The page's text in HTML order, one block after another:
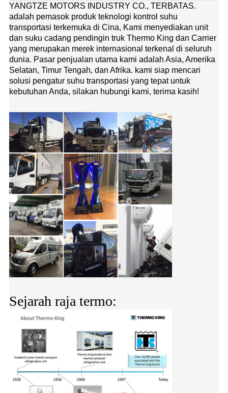
YANGTZE MOTORS INDUSTRY CO., TERBATAS.
adalah pemasok produk teknologi kontrol suhu
transportasi terkemuka di Cina, Kami menyediakan unit
dan suku cadang pendingin truk Thermo King dan Carrier
yang merupakan merek internasional terkenal di seluruh
dunia. Pasar penjualan utama kami adalah Asia, Amerika
Selatan, Timur Tengah, dan Afrika. kami siap mencari
solusi pengatur suhu transportasi yang tepat untuk
kebutuhan Anda, silakan hubungi kami, terima kasih!
Sejarah raja termo: